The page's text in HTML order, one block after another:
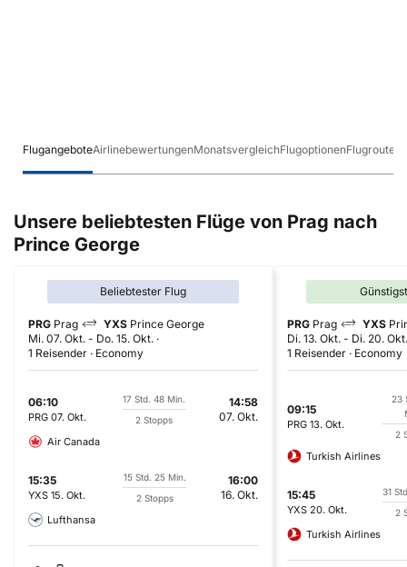
FlugangeboteAirlinebewertungenMonatsvergleichFlugoptionenFlugrouten
Unsere beliebtesten Flüge von Prag nach
Prince George
Beliebtester Flug
PRG Prag YXS Prince George
Mi. 07. Okt. - Do. 15. Okt.
1 Reisender
Economy
06:10
PRG 07. Okt.
17 Std. 48 Min.
2 Stopps
14:58
07. Okt.
Air Canada
15:35
YXS 15. Okt.
15 Std. 25 Min.
2 Stopps
16:00
16. Okt.
Lufthansa
PRG Prag YXS
Di. 13. Okt. - Di. 20. Okt.
1 Reisender
Economy
09:15
PRG 13. Okt.
23
2
Turkish Airlines
15:45
YXS 20. Okt.
31
2
Turkish Airlines